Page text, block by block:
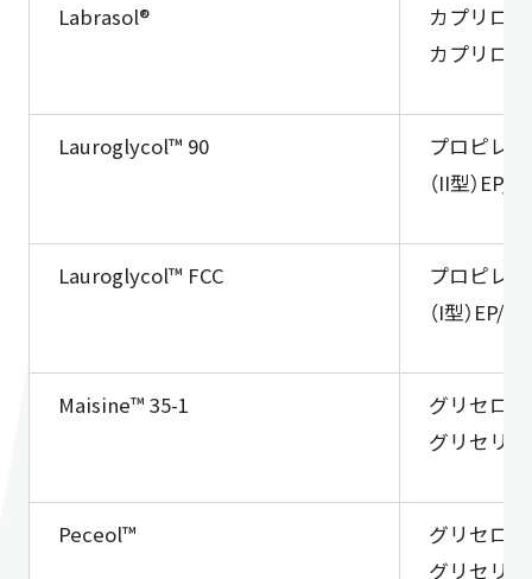
Labrasol®
カプリロ
カプリロ
Lauroglycol™ 90
プロピレ
（II型）EP/
Lauroglycol™ FCC
プロピレ
（I型）EP/NF
Maisine™ 35-1
グリセロ
グリセリ
Peceol™
グリセロー
グリセリル